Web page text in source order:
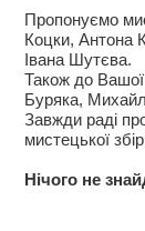
Пропонуємо
Коцки, Антона
Івана Шутєва.
Також до Вашої
Буряка,
Завжди раді
мистецької
Нiчого не